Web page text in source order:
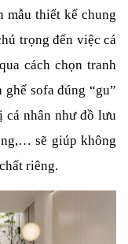
mẫu thiết kế chung
trọng đến việc cá
cách chọn tranh
sofa đúng “gu”
cá nhân như đồ lưu
sẽ giúp không
riêng.